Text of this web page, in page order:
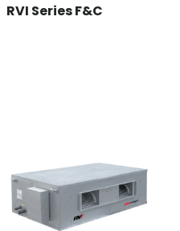
RVI Series F&C